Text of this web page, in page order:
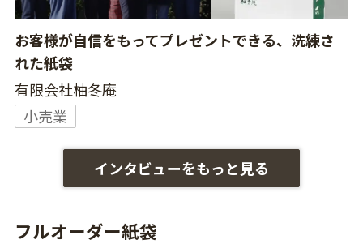
お客様が自信をもってプレゼントできる、洗練さ
れた紙袋
有限会社柚冬庵
小売業
インタビューをもっと見る
フルオーダー紙袋